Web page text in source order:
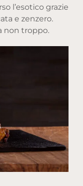
l’esotico grazie
e zenzero.
non troppo.